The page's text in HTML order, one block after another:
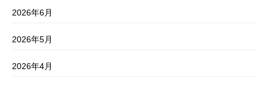
2026年6月
2026年5月
2026年4月